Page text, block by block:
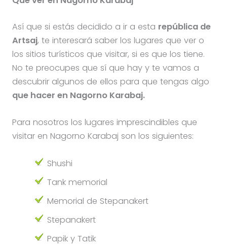
Así que si estás decidido a ir a esta república de
Artsaj, te interesará saber los lugares que ver o
los sitios turísticos que visitar, si es que los tiene.
No te preocupes que sí que hay y te vamos a
descubrir algunos de ellos para que tengas algo
que hacer en Nagorno Karabaj.
Para nosotros los lugares imprescindibles que
visitar en Nagorno Karabaj son los siguientes:
Shushi
Tank memorial
Memorial de Stepanakert
Stepanakert
Papik y Tatik